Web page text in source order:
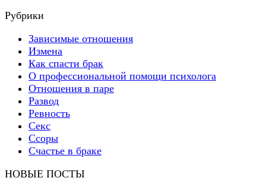
Рубрики
Зависимые отношения
Измена
Как спасти брак
О профессиональной помощи психолога
Отношения в паре
Развод
Ревность
Секс
Ссоры
Счастье в браке
НОВЫЕ ПОСТЫ